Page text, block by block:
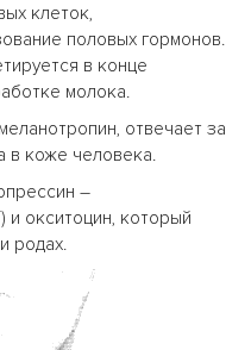
клеток,
половых гормонов.
в конце
молока.
отвечает за
в коже человека.
–
и окситоцин, который
родах.